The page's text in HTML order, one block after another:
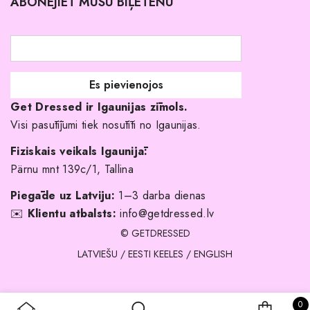
Atgriešanas politika
Līgavas družiņu kleitas
Veikali
Kāpēc izvēlēties mūs?
Get Dressed ir Igaunijas zīmols.
Visi pasūtījumi tiek nosūtīti no Igaunijas.
Fiziskais veikals Igaunijā:
Pärnu mnt 139c/1, Tallina
Piegāde uz Latviju: 1–3 darba dienas
✉️ Klientu atbalsts: info@getdressed.lv
© GETDRESSED
LATVIEŠU / EESTI KEELES / ENGLISH
00